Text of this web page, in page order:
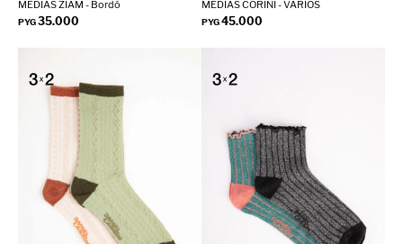
MEDIAS ZIAM - Bordó
PYG35.000
MEDIAS CORINI - VARIOS
PYG45.000